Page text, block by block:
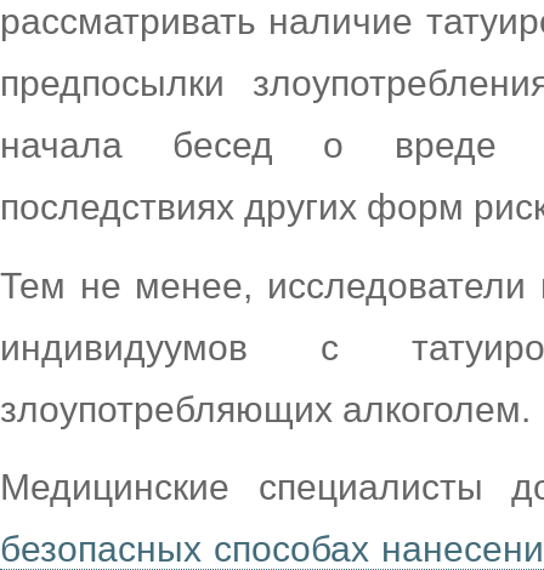
рассматривать наличие
предпосылки
начала бесед о вреде
последствиях других форм
Тем не менее, исследователи
индивидуумов с
злоупотребляющих алкоголем.
Медицинские специалисты
безопасных способах